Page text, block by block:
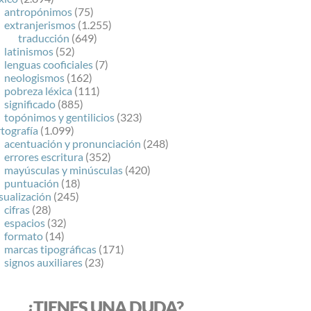
antropónimos (75)
extranjerismos (1.255)
traducción (649)
latinismos (52)
lenguas cooficiales (7)
neologismos (162)
pobreza léxica (111)
significado (885)
topónimos y gentilicios (323)
(1.099)
acentuación y pronunciación (248)
errores escritura (352)
mayúsculas y minúsculas (420)
puntuación (18)
(245)
cifras (28)
espacios (32)
formato (14)
marcas tipográficas (171)
signos auxiliares (23)
¿TIENES UNA DUDA?